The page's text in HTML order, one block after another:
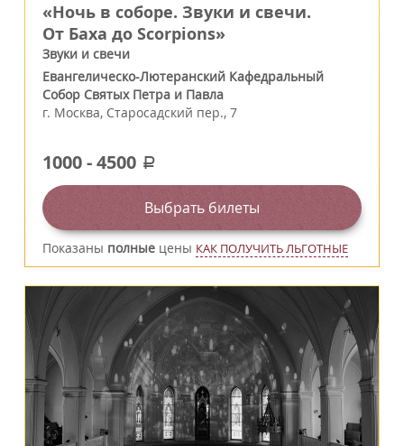
«Ночь в соборе. Звуки и свечи.
От Баха до Scorpions»
Звуки и свечи
Евангелическо-Лютеранский Кафедральный
Собор Святых Петра и Павла
г. Москва, Старосадский пер., 7
1000-4500 a
Выбрать билеты
Показаны полные цены КАК ПОЛУЧИТЬ ЛЬГОТНЫЕ